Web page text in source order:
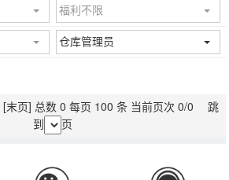
福利不限
仓库管理员
[末页] 总数 0 每页 100 条 当前页次 0/0 跳
到
页